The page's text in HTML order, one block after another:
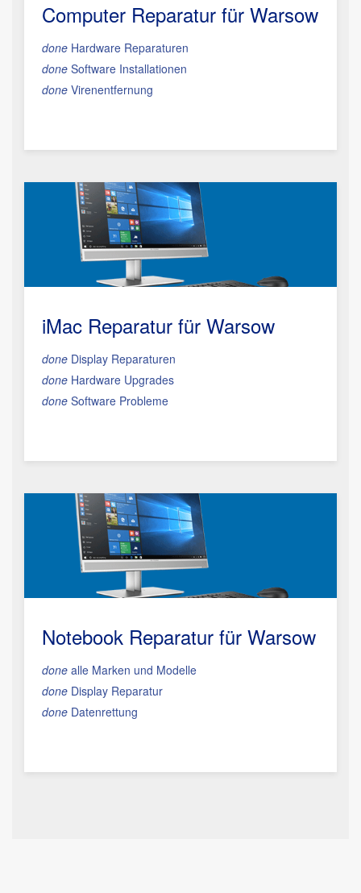
Computer Reparatur für Warsow
done Hardware Reparaturen
done Software Installationen
done Virenentfernung
iMac Reparatur für Warsow
done Display Reparaturen
done Hardware Upgrades
done Software Probleme
Notebook Reparatur für Warsow
done alle Marken und Modelle
done Display Reparatur
done Datenrettung